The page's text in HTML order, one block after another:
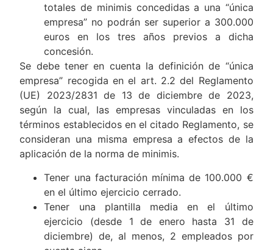
totales de minimis concedidas a una “única
empresa” no podrán ser superior a 300.000
euros en los tres años previos a dicha
concesión.
Se debe tener en cuenta la definición de “única
empresa” recogida en el art. 2.2 del Reglamento
(UE) 2023/2831 de 13 de diciembre de 2023,
según la cual, las empresas vinculadas en los
términos establecidos en el citado Reglamento, se
consideran una misma empresa a efectos de la
aplicación de la norma de minimis.
Tener una facturación mínima de 100.000 €
en el último ejercicio cerrado.
Tener una plantilla media en el último
ejercicio (desde 1 de enero hasta 31 de
diciembre) de, al menos, 2 empleados por